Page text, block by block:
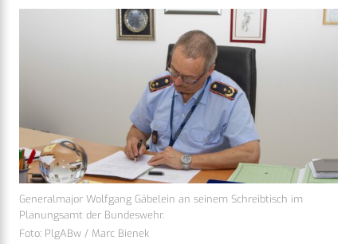
Generalmajor Wolfgang Gäbelein an seinem Schreibtisch im
Planungsamt der Bundeswehr.
Foto: PlgABw / Marc Bienek